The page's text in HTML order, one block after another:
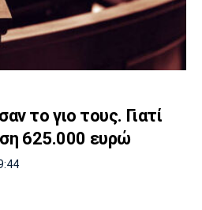
το γιο τους. Γιατί
625.000 ευρώ